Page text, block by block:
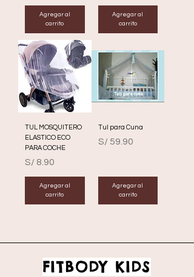
Agregar al
carrito
Agregar al
carrito
TUL MOSQUITERO
ELASTICO ECO
PARA COCHE
Precio
S/ 8.90
Agregar al
carrito
Tul para Cuna
Precio
S/ 59.90
Agregar al
carrito
FITBODY KIDS